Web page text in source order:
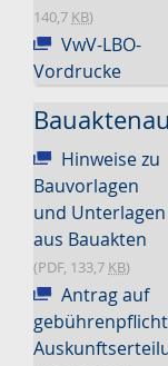
140,7 KB)
VwV-LBO-
Vordrucke
Hinweise zu
Bauvorlagen
und Unterlagen
aus Bauakten
(PDF, 133,7 KB)
Antrag auf